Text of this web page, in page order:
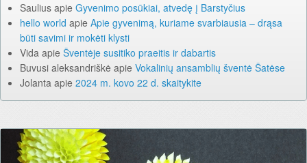
Saulius apie Gyvenimo posūkiai, atvedę į Barstyčius
hello world apie Apie gyvenimą, kuriame svarbiausia – drąsa
būti savimi ir mokėti klysti
Vida apie Šventėje susitiko praeitis ir dabartis
Buvusi aleksandriškė apie Vokalinių ansamblių šventė Šatėse
Jolanta apie 2024 m. kovo 22 d. skaitykite